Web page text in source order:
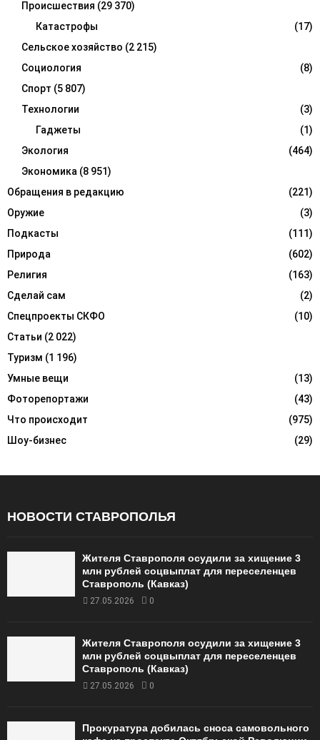
Происшествия (29 370)
Катастрофы
(17)
Сельское хозяйство (2 215)
Социология
(8)
Спорт (5 807)
Технологии
(3)
Гаджеты
(1)
Экология
(464)
Экономика (8 951)
Обращения в редакцию
(221)
Оружие
(3)
Подкасты
(111)
Природа
(602)
Религия
(163)
Сделай сам
(2)
Спецпроекты СКФО
(10)
Статьи (2 022)
Туризм (1 196)
Умные вещи
(13)
Фоторепортажи
(43)
Что происходит
(975)
Шоу-бизнес
(29)
НОВОСТИ СТАВРОПОЛЬЯ
Жителя Ставрополя осудили за хищение 3
млн рублей соцвыплат для переселенцев
Ставрополь (Кавказ)
27.05.2026 0
Жителя Ставрополя осудили за хищение 3
млн рублей соцвыплат для переселенцев
Ставрополь (Кавказ)
27.05.2026 0
Прокуратура добилась сноса самовольного